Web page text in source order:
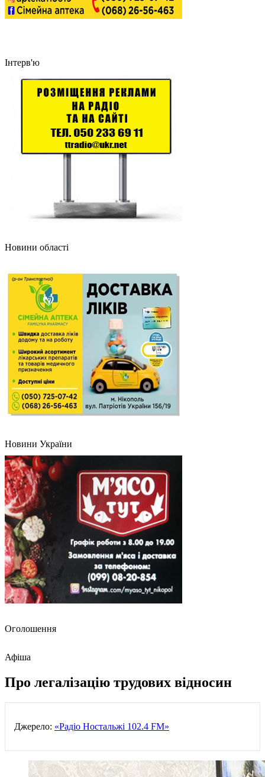
Інтерв'ю
Новини області
Новини України
Оголошення
Афіша
Про легалізацію трудових відносин
Джерело: «Радіо Ностальжі 102.4 FM»